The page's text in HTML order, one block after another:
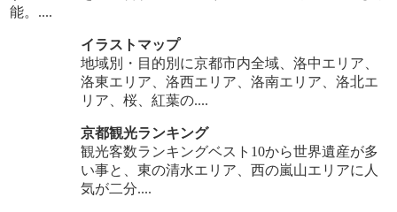
能。....
イラストマップ
地域別・目的別に京都市内全域、洛中エリア、
洛東エリア、洛西エリア、洛南エリア、洛北エ
リア、桜、紅葉の....
京都観光ランキング
観光客数ランキングベスト10から世界遺産が多
い事と、東の清水エリア、西の嵐山エリアに人
気が二分....